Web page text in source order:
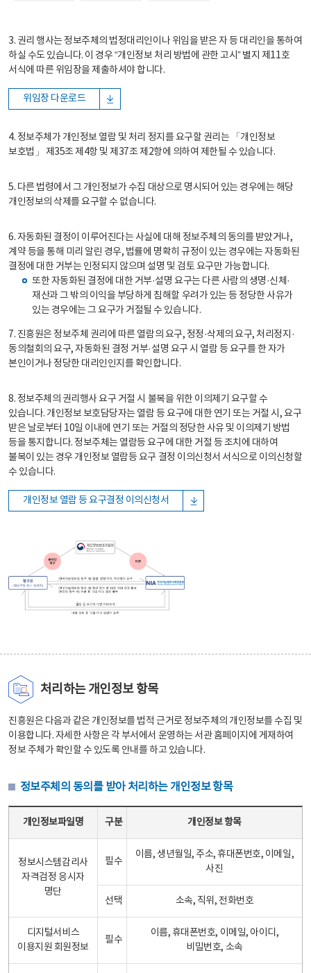
3. 권리 행사는 정보주체의 법정대리인이나 위임을 받은 자 등 대리인을 통하여
하실 수도 있습니다. 이 경우 “개인정보 처리 방법에 관한 고시” 별지 제11호
서식에 따른 위임장을 제출하셔야 합니다.
위임장 다운로드
4. 정보주체가 개인정보 열람 및 처리 정지를 요구할 권리는 「개인정보
보호법」 제35조 제4항 및 제37조 제2항에 의하여 제한될 수 있습니다.
5. 다른 법령에서 그 개인정보가 수집 대상으로 명시되어 있는 경우에는 해당
개인정보의 삭제를 요구할 수 없습니다.
6. 자동화된 결정이 이루어진다는 사실에 대해 정보주체의 동의를 받았거나,
계약 등을 통해 미리 알린 경우, 법률에 명확히 규정이 있는 경우에는 자동화된
결정에 대한 거부는 인정되지 않으며 설명 및 검토 요구만 가능합니다.
또한 자동화된 결정에 대한 거부·설명 요구는 다른 사람의 생명·신체·
재산과 그 밖의 이익을 부당하게 침해할 우려가 있는 등 정당한 사유가
있는 경우에는 그 요구가 거절될 수 있습니다.
7. 진흥원은 정보주체 권리에 따른 열람의 요구, 정정·삭제의 요구, 처리정지·
동의철회의 요구, 자동화된 결정 거부·설명 요구 시 열람 등 요구를 한 자가
본인이거나 정당한 대리인인지를 확인합니다.
8. 정보주체의 권리행사 요구 거절 시 불복을 위한 이의제기 요구할 수
있습니다. 개인정보 보호담당자는 열람 등 요구에 대한 연기 또는 거절 시, 요구
받은 날로부터 10일 이내에 연기 또는 거절의 정당한 사유 및 이의제기 방법
등을 통지합니다. 정보주체는 열람등 요구에 대한 거절 등 조치에 대하여
불복이 있는 경우 개인정보 열람등 요구 결정 이의신청서 서식으로 이의신청할
수 있습니다.
개인정보 열람 등 요구결정 이의신청서
처리하는 개인정보 항목
진흥원은 다음과 같은 개인정보를 법적 근거로 정보주체의 개인정보를 수집 및
이용합니다. 자세한 사항은 각 부서에서 운영하는 서관 홈페이지에 게재하여
정보 주체가 확인할 수 있도록 안내를 하고 있습니다.
정보주체의 동의를 받아 처리하는 개인정보 항목
개인정보파일명 구분 개인정보 항목
정보시스템감리사
자격검정 응시자
명단
필수
이름, 생년월일, 주소, 휴대폰번호, 이메일,
사진
선택 소속, 직위, 전화번호
디지털서비스
이용지원 회원정보
필수
이름, 휴대폰번호, 이메일, 아이디,
비밀번호, 소속